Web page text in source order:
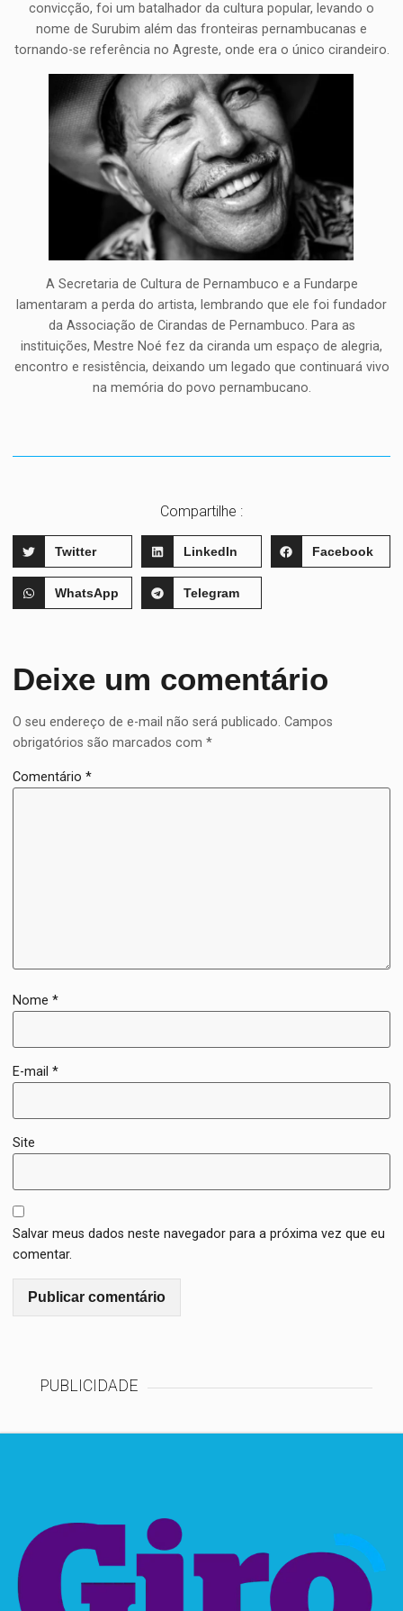
convicção, foi um batalhador da cultura popular, levando o
nome de Surubim além das fronteiras pernambucanas e
tornando-se referência no Agreste, onde era o único cirandeiro.
A Secretaria de Cultura de Pernambuco e a Fundarpe
lamentaram a perda do artista, lembrando que ele foi fundador
da Associação de Cirandas de Pernambuco. Para as
instituições, Mestre Noé fez da ciranda um espaço de alegria,
encontro e resistência, deixando um legado que continuará vivo
na memória do povo pernambucano.
Compartilhe :
Twitter LinkedIn Facebook
WhatsApp Telegram
Deixe um comentário
O seu endereço de e-mail não será publicado. Campos
obrigatórios são marcados com*
Comentário*
Nome*
E-mail*
Site
Salvar meus dados neste navegador para a próxima vez que eu
comentar.
PUBLICIDADE